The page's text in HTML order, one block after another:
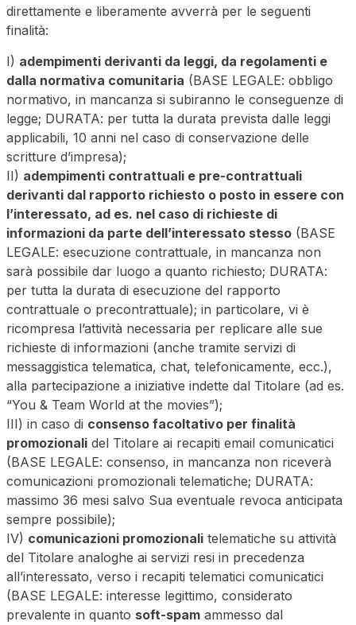
direttamente e liberamente avverrà per le seguenti
finalità:
I) adempimenti derivanti da leggi, da regolamenti e
dalla normativa comunitaria (BASE LEGALE: obbligo
normativo, in mancanza si subiranno le conseguenze di
legge; DURATA: per tutta la durata prevista dalle leggi
applicabili, 10 anni nel caso di conservazione delle
scritture d’impresa);
II) adempimenti contrattuali e pre-contrattuali
derivanti dal rapporto richiesto o posto in essere con
l’interessato, ad es. nel caso di richieste di
informazioni da parte dell’interessato stesso(BASE
LEGALE: esecuzione contrattuale, in mancanza non
sarà possibile dar luogo a quanto richiesto; DURATA:
per tutta la durata di esecuzione del rapporto
contrattuale o precontrattuale); in particolare, vi è
ricompresa l’attività necessaria per replicare alle sue
richieste di informazioni (anche tramite servizi di
messaggistica telematica, chat, telefonicamente, ecc.),
alla partecipazione a iniziative indette dal Titolare (ad es.
“You & Team World at the movies”);
III) in caso di consenso facoltativo per finalità
promozionalidel Titolare ai recapiti email comunicatici
(BASE LEGALE: consenso, in mancanza non riceverà
comunicazioni promozionali telematiche; DURATA:
massimo 36 mesi salvo Sua eventuale revoca anticipata
sempre possibile);
IV) comunicazioni promozionalitelematiche su attività
del Titolare analoghe ai servizi resi in precedenza
all’interessato, verso i recapiti telematici comunicatici
(BASE LEGALE: interesse legittimo, considerato
prevalente in quanto soft-spamammesso dal